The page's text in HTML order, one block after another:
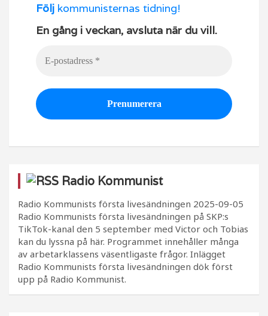
Följ kommunisternas tidning!
En gång i veckan, avsluta när du vill.
Radio Kommunist
Radio Kommunists första livesändningen 2025-09-05
Radio Kommunists första livesändningen på SKP:s
TikTok-kanal den 5 september med Victor och Tobias
kan du lyssna på här. Programmet innehåller många
av arbetarklassens väsentligaste frågor. Inlägget
Radio Kommunists första livesändningen dök först
upp på Radio Kommunist.